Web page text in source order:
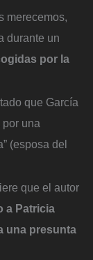
merecemos,
durante un
por la
que García
una
(esposa del
que el autor
a Patricia
una presunta